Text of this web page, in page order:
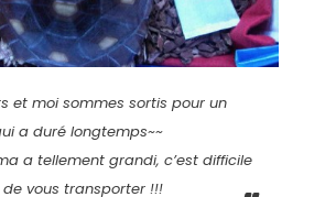
et moi sommes sortis pour un
a duré longtemps~~
a tellement grandi, c’est difficile
vous transporter !!!